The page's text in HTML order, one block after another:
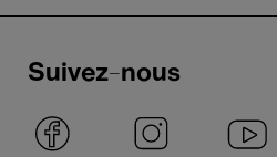
Suivez-nous